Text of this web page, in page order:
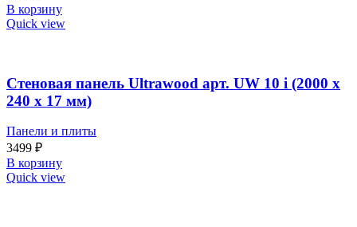
В корзину
Quick view
Стеновая панель Ultrawood арт. UW 10 i (2000 х
240 х 17 мм)
Панели и плиты
3499 ₽
В корзину
Quick view